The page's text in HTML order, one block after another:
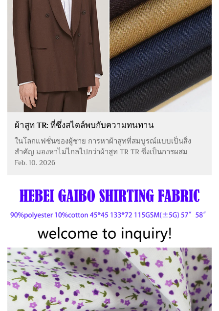
ผ้าสูท TR: ที่ซึ่งสไตล์พบกับความทนทาน
ในโลกแฟชั่นของผู้ชาย การหาผ้าสูทที่สมบูรณ์แบบเป็นสิ่ง
สำคัญ มองหาไม่ไกลไปกว่าผ้าสูท TR TR ซึ่งเป็นการผสม
ผสานระหว่างโพลีเอสเตอร์และเรยอน รวมเอาข้อดีจากทั้งสอง
Feb. 10. 2026